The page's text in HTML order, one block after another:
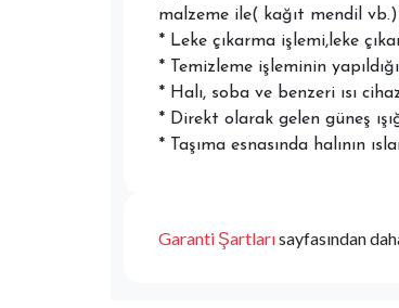
malzeme ile( kağıt mendil
* Leke çıkarma işlemi,leke
* Temizleme işleminin
* Halı, soba ve benzeri ısı
* Direkt olarak gelen güneş
* Taşıma esnasında halının
Garanti Şartlarısayfasından